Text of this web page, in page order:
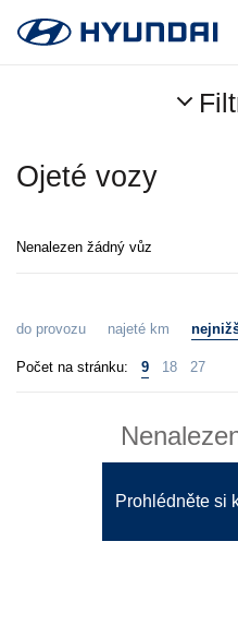
Ojeté vozy
Nenalezen žádný vůz
do provozu najeté km
Počet na stránku: 9 18 27
Prohlédněte si